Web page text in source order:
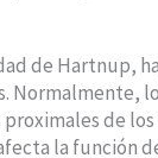
de Hartnup,
Normalmente,
de
la función